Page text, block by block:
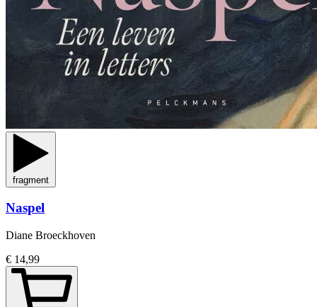
fragment
Naspel
Diane Broeckhoven
€ 14,99